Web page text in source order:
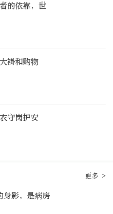
的依靠，世
褂和购物
守岗护安
更多 >
身影，是病房